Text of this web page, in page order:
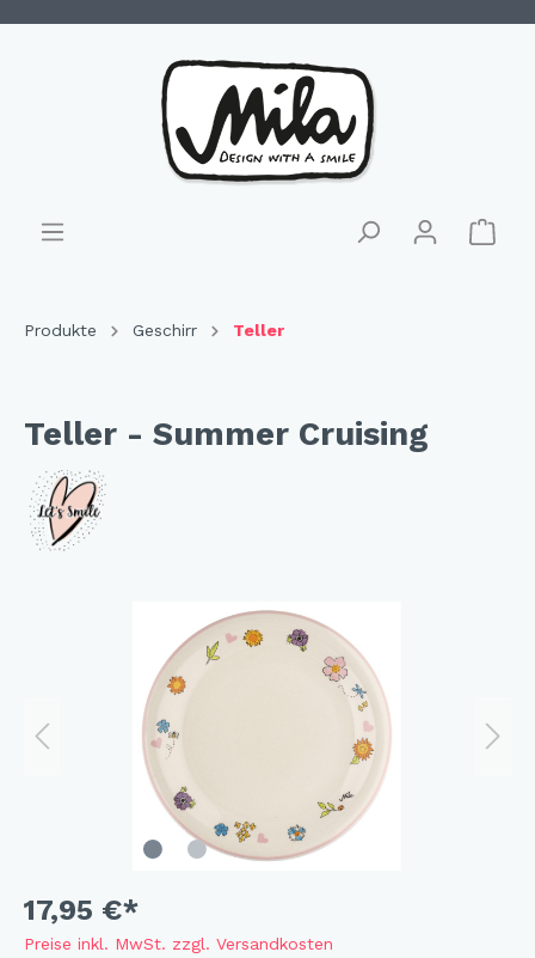
Produkte Geschirr Teller
Teller - Summer Cruising
17,95 €*
Preise inkl. MwSt. zzgl. Versandkosten